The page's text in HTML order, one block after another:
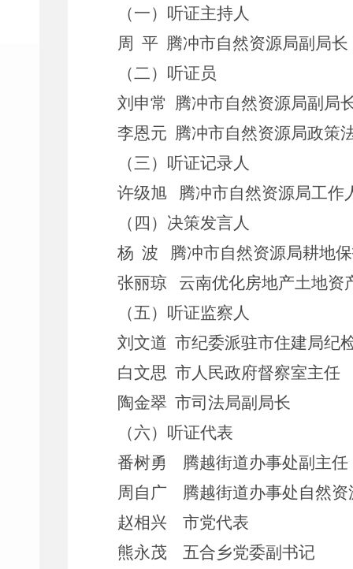
（一）听证主持人
周 平 腾冲市自然资源局副局长
（二）听证员
刘申常
腾冲市自然资源局副局
李恩元 腾冲市自然资源局政策
（三）听证记录人
许级旭
腾冲市自然资源局工作
（四）决策发言人
杨 波
腾冲市自然资源局耕地
张丽琼
云南优化房地产土地资
（五）听证监察人
刘文道 市纪委派驻市住建局纪
白文思 市人民政府督察室主任
陶金翠 市司法局副局长
（六）听证代表
番树勇
腾越街道办事处副主任
周自广
腾越街道办事处自然
赵相兴
市党代表
熊永茂
五合乡党委副书记